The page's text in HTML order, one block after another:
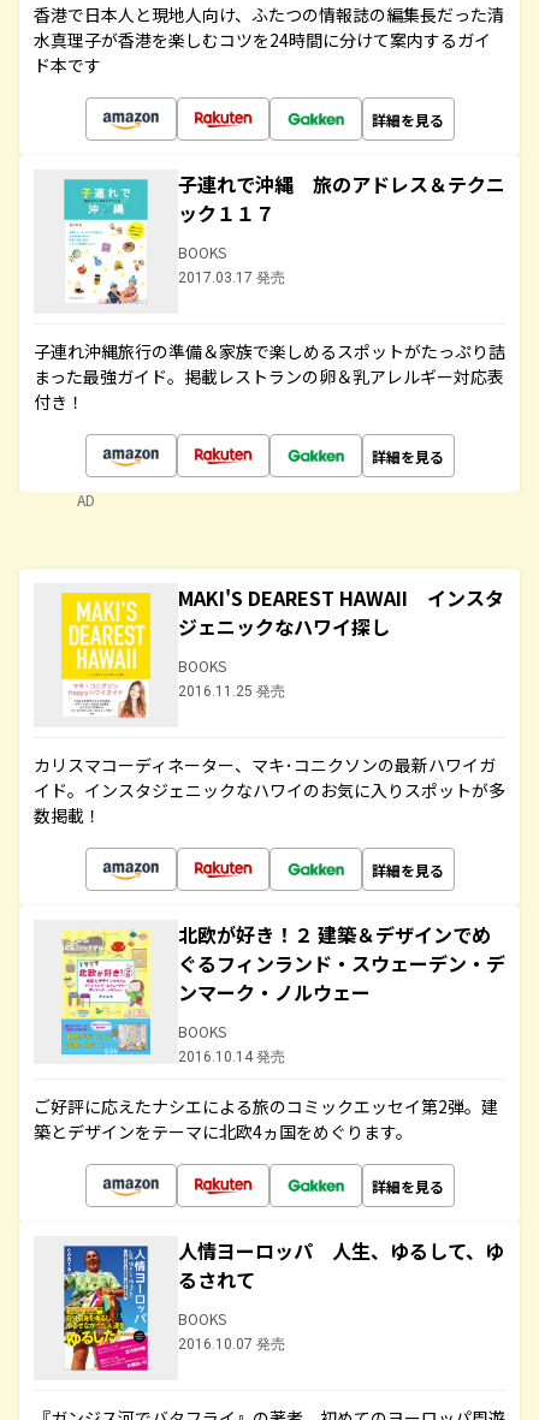
香港で日本人と現地人向け、ふたつの情報誌の編集長だった清
水真理子が香港を楽しむコツを24時間に分けて案内するガイ
ド本です
詳細を見る
子連れで沖縄 旅のアドレス＆テクニ
ック１１７
BOOKS
2017.03.17 発売
子連れ沖縄旅行の準備＆家族で楽しめるスポットがたっぷり詰
まった最強ガイド。掲載レストランの卵＆乳アレルギー対応表
付き！
詳細を見る
AD
MAKI'S DEAREST HAWAII インスタ
ジェニックなハワイ探し
BOOKS
2016.11.25 発売
カリスマコーディネーター、マキ･コニクソンの最新ハワイガ
イド。インスタジェニックなハワイのお気に入りスポットが多
数掲載！
詳細を見る
北欧が好き！２ 建築＆デザインでめ
ぐるフィンランド・スウェーデン・デ
ンマーク・ノルウェー
BOOKS
2016.10.14 発売
ご好評に応えたナシエによる旅のコミックエッセイ第2弾。建
築とデザインをテーマに北欧4ヵ国をめぐります。
詳細を見る
人情ヨーロッパ 人生、ゆるして、ゆ
るされて
BOOKS
2016.10.07 発売